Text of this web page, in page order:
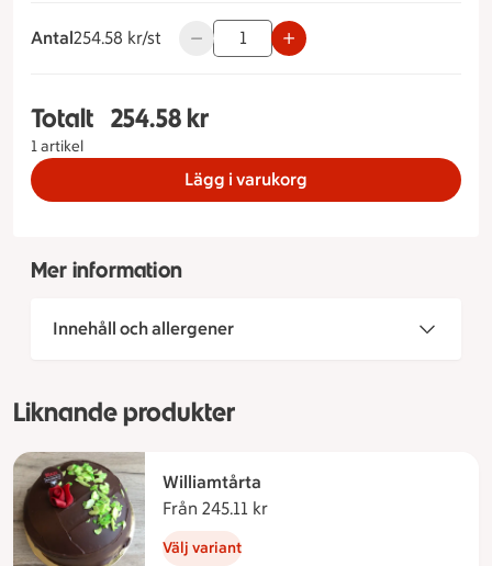
Antal
254.58 kronor styck
254.58 kr/st Använd knapparna för att minska
Totalt
1 artikel
Totalt 1 stycken Citronella Storlek på tårta 8
254.58 kr
Lägg i varukorg
Mer information
Innehåll och allergener
Liknande produkter
Williamtårta
Från 245.11 kr
Välj variant